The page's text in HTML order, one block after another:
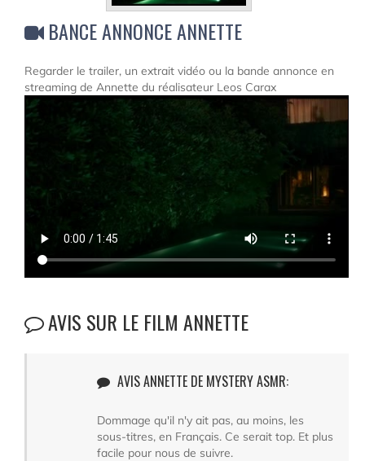
BANCE ANNONCE ANNETTE
Regarder le trailer, un extrait vidéo ou la bande annonce en
streaming de Annette du réalisateur Leos Carax
AVIS SUR LE FILM ANNETTE
AVIS ANNETTE DE MYSTERY ASMR:
Dommage qu'il n'y ait pas, au moins, les
sous-titres, en Français. Ce serait top. Et plus
facile pour nous de suivre.